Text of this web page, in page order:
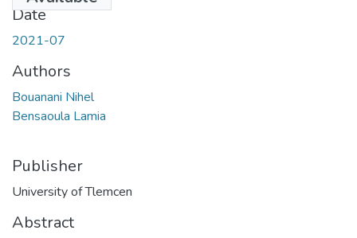
Date
2021-07
Authors
Bouanani Nihel
Bensaoula Lamia
Publisher
University of Tlemcen
Abstract